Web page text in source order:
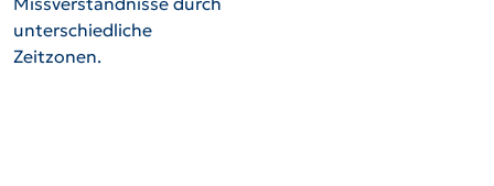
unterschiedliche
Zeitzonen.